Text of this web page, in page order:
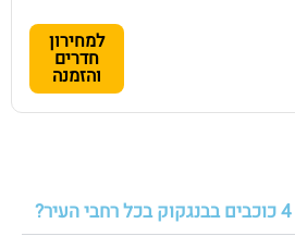
למחירון
חדרים
והזמנה